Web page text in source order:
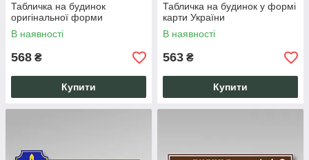
Табличка на будинок
оригінальної форми
В наявності
568 ₴
Купити
Табличка на будинок у формі
карти України
В наявності
563 ₴
Купити